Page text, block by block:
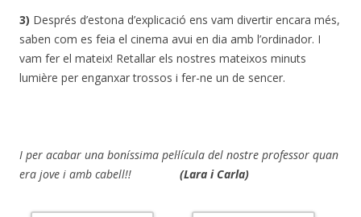
3) Després d’estona d’explicació ens vam divertir encara més,
saben com es feia el cinema avui en dia amb l’ordinador. I
vam fer el mateix! Retallar els nostres mateixos minuts
lumière per enganxar trossos i fer-ne un de sencer.
I per acabar una boníssima pel·lícula del nostre professor quan
era jove i amb cabell!!
(Lara i Carla)